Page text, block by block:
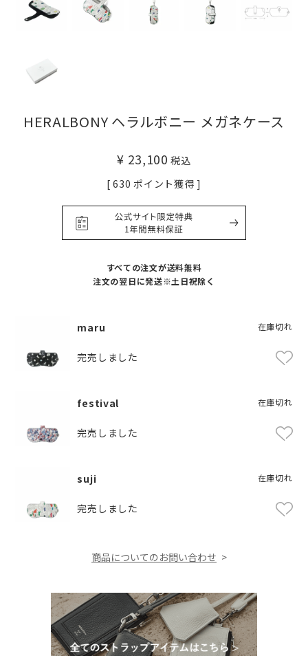
HERALBONY ヘラルボニー メガネケース
¥ 23,100 税込
[ 630 ポイント獲得 ]
すべての注文が送料無料
注文の翌日に発送※土日祝除く
maru 在庫切れ
完売しました
festival 在庫切れ
完売しました
suji 在庫切れ
完売しました
商品についてのお問い合わせ